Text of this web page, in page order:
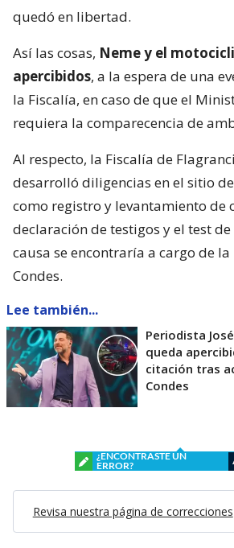
quedó en libertad.
Así las cosas, Neme y el
apercibidos, a la espera de una
la Fiscalía, en caso de que el
requiera la comparecencia de
Al respecto, la Fiscalía de
desarrolló diligencias en el sitio
como registro y levantamiento de
declaración de testigos y el test
causa se encontraría a cargo de la
Condes.
Lee también...
Periodista
queda
citación tras
Condes
¿ENCONTRASTE UN
ERROR?
Revisa nuestra página de correcciones